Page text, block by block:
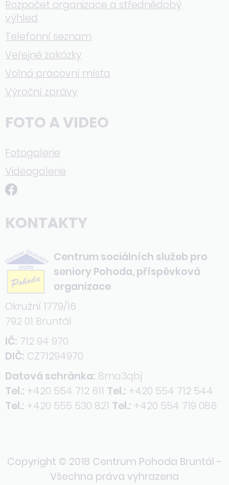
Rozpočet organizace a střednědobý
výhled
Telefonní seznam
Veřejné zakázky
Volná pracovní místa
Výroční zprávy
FOTO A VIDEO
Fotogalerie
Videogalerie
KONTAKTY
Centrum sociálních služeb pro
seniory Pohoda, příspěvková
organizace
Okružní 1779/16
792 01 Bruntál
IČ: 712 94 970
DIČ: CZ71294970
Datová schránka: 8ma3qbj
Tel.: +420 554 712 611 Tel.: +420 554 712 544
Tel.: +420 555 530 821 Tel.: +420 554 719 086
Copyright © 2018 Centrum Pohoda Bruntál -
Všechna práva vyhrazena